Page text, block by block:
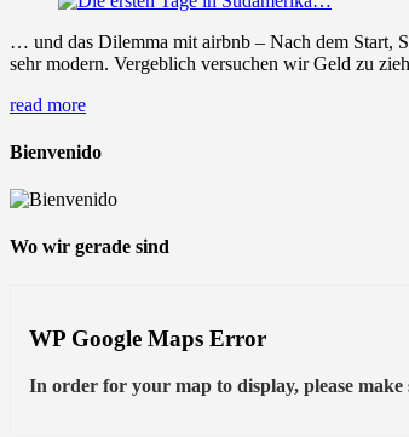
… und das Dilemma mit airbnb – Nach dem Start,
sehr modern. Vergeblich versuchen wir Geld zu
read more
Bienvenido
Wo wir gerade sind
WP Google Maps Error
In order for your map to display, please